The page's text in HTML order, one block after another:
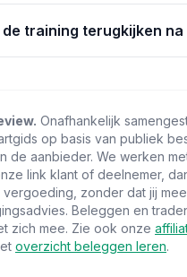
de training terugkijken na
Onafhankelijk
op basis van publiek
de aanbieder. We werken
link klant of deelnemer,
zonder dat jij
Beleggen en
zich mee. Zie ook onze
overzicht beleggen leren.